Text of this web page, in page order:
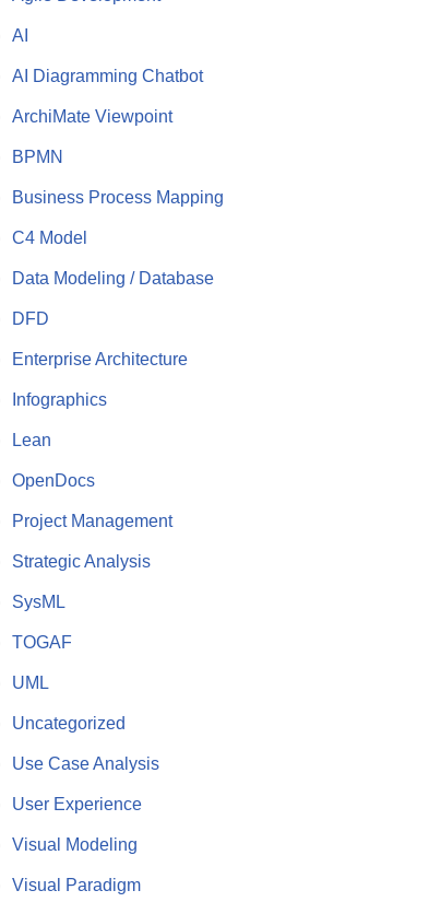
AI
AI Diagramming Chatbot
ArchiMate Viewpoint
BPMN
Business Process Mapping
C4 Model
Data Modeling / Database
DFD
Enterprise Architecture
Infographics
Lean
OpenDocs
Project Management
Strategic Analysis
SysML
TOGAF
UML
Uncategorized
Use Case Analysis
User Experience
Visual Modeling
Visual Paradigm